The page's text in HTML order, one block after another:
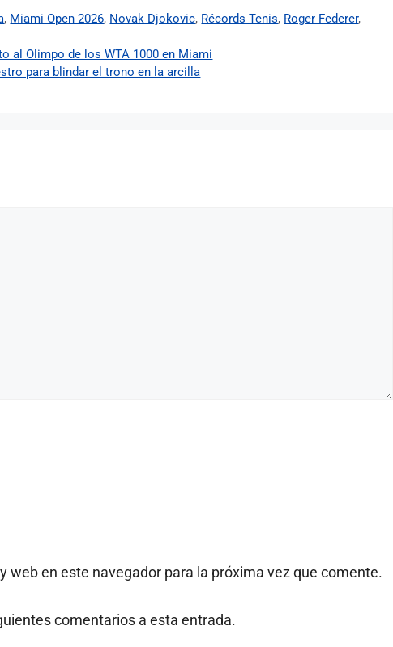
, Miami Open 2026, Novak Djokovic, Récords Tenis, Roger Federer,
al Olimpo de los WTA 1000 en Miami
para blindar el trono en la arcilla
web en este navegador para la próxima vez que comente.
comentarios a esta entrada.